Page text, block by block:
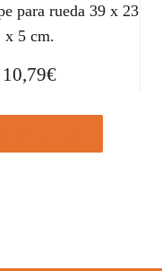
para rueda 39 x 23
x 5 cm.
10,79€